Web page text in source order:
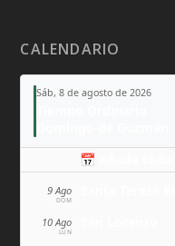
CALENDARIO
Sáb, 8 de agosto de 2026
📅 Añade todo
9 Ago
DOM
10 Ago
LUN